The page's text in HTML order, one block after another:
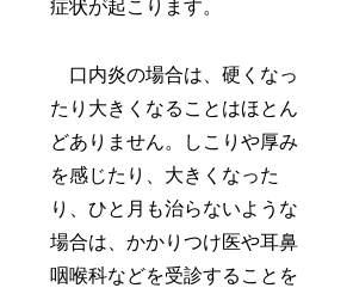
症状が起こります。
口内炎の場合は、硬くなっ
たり大きくなることはほとん
どありません。しこりや厚み
を感じたり、大きくなった
り、ひと月も治らないような
場合は、かかりつけ医や耳鼻
咽喉科などを受診することを